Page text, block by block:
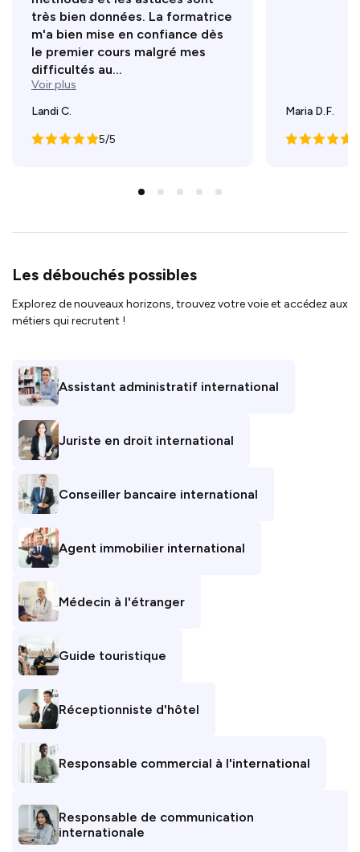
très bien données. La formatrice
m'a bien mise en confiance dès
le premier cours malgré mes
difficultés au...
Voir plus
Landi C.
5/5
Maria D.F.
Les débouchés possibles
Explorez de nouveaux horizons, trouvez votre voie et accédez aux
métiers qui recrutent !
Assistant administratif international
Juriste en droit international
Conseiller bancaire international
Agent immobilier international
Médecin à l'étranger
Guide touristique
Réceptionniste d'hôtel
Responsable commercial à l'international
Responsable de communication
internationale